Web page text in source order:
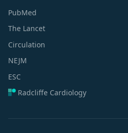
PubMed
The Lancet
Circulation
NEJM
ESC
Radcliffe Cardiology